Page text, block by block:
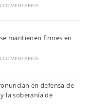
COMENTARIOS
mantienen firmes en
COMENTARIOS
en defensa de
la soberanía de